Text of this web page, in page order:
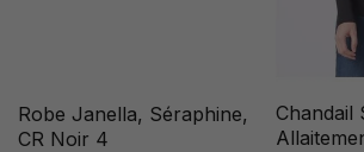
Robe Janella, Séraphine,
CR Noir 4
Chandail